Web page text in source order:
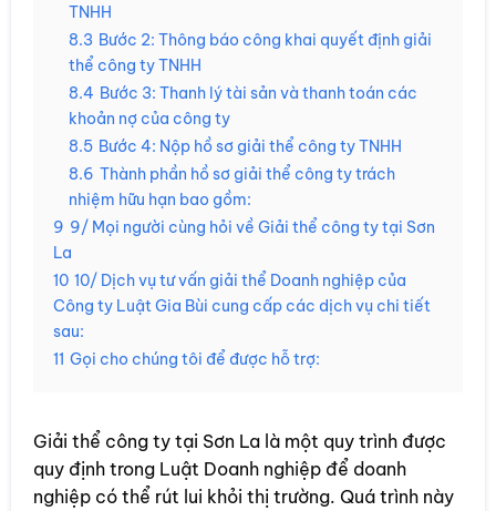
TNHH
8.3 Bước 2: Thông báo công khai quyết định giải
thể công ty TNHH
8.4 Bước 3: Thanh lý tài sản và thanh toán các
khoản nợ của công ty
8.5 Bước 4: Nộp hồ sơ giải thể công ty TNHH
8.6 Thành phần hồ sơ giải thể công ty trách
nhiệm hữu hạn bao gồm:
9 9/ Mọi người cùng hỏi về Giải thể công ty tại Sơn
La
10 10/ Dịch vụ tư vấn giải thể Doanh nghiệp của
Công ty Luật Gia Bùi cung cấp các dịch vụ chi tiết
sau:
11 Gọi cho chúng tôi để được hỗ trợ:
Giải thể công ty tại Sơn La là một quy trình được
quy định trong Luật Doanh nghiệp để doanh
nghiệp có thể rút lui khỏi thị trường. Quá trình này